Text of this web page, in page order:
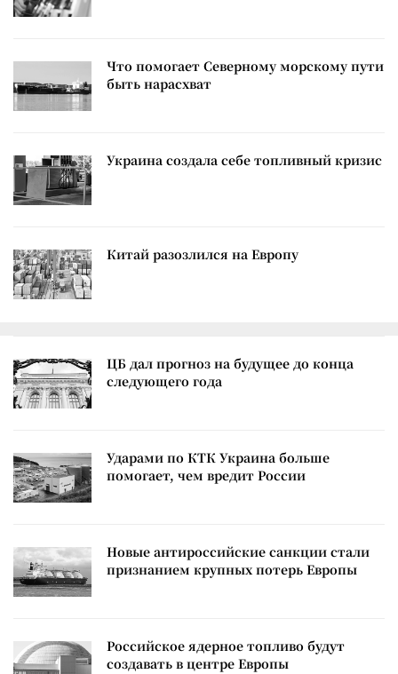
Что помогает Северному морскому пути
быть нарасхват
Украина создала себе топливный кризис
Китай разозлился на Европу
ЦБ дал прогноз на будущее до конца
следующего года
Ударами по КТК Украина больше
помогает, чем вредит России
Новые антироссийские санкции стали
признанием крупных потерь Европы
Российское ядерное топливо будут
создавать в центре Европы